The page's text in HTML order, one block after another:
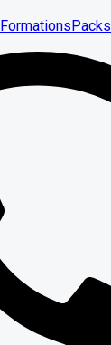
FormationsPacks